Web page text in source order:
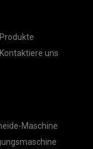
Produkte
Kontaktiere uns
Maschine